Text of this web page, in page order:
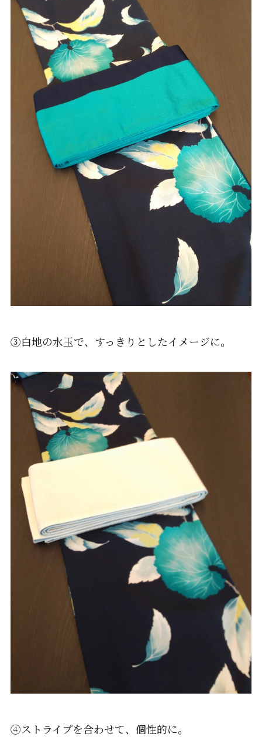
③白地の水玉で、すっきりとしたイメージに。
④ストライプを合わせて、個性的に。